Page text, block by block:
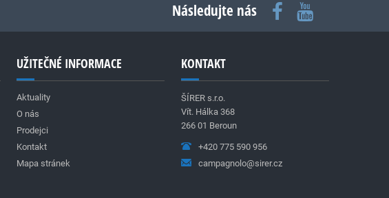
Následujte nás
UŽITEČNÉ INFORMACE
Aktuality
O nás
Prodejci
Kontakt
Mapa stránek
KONTAKT
ŠÍRER s.r.o.
Vít. Hálka 368
266 01 Beroun
+420 775 590 956
campagnolo@sirer.cz